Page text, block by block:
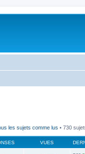
les sujets comme lus • 730
VUES